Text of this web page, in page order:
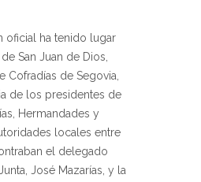
oficial ha tenido lugar
San Juan de Dios,
Cofradías de Segovia,
de los presidentes de
Hermandades y
locales entre
el delegado
José Mazarías, y la